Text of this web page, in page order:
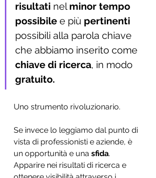
risultati nel minor tempo
possibile e più pertinenti
possibili alla parola chiave
che abbiamo inserito come
chiave di ricerca, in modo
gratuito.
Uno strumento rivoluzionario.
Se invece lo leggiamo dal punto di
vista di professionisti e aziende, è
un opportunità e una sfida.
Apparire nei risultati di ricerca e